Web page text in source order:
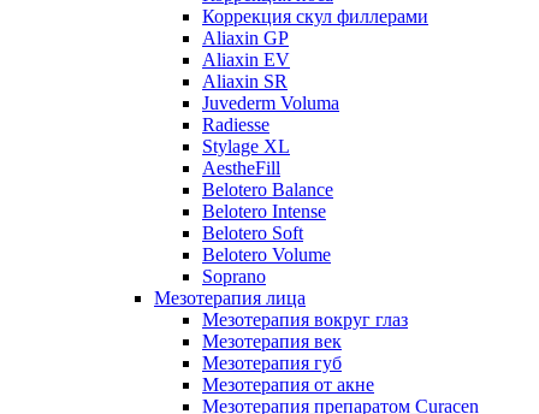
Коррекция скул филлерами
Aliaxin GP
Aliaxin EV
Aliaxin SR
Juvederm Voluma
Radiesse
Stylage XL
AestheFill
Belotero Balance
Belotero Intense
Belotero Soft
Belotero Volume
Soprano
Мезотерапия лица
Мезотерапия вокруг глаз
Мезотерапия век
Мезотерапия губ
Мезотерапия от акне
Мезотерапия препаратом Curacen